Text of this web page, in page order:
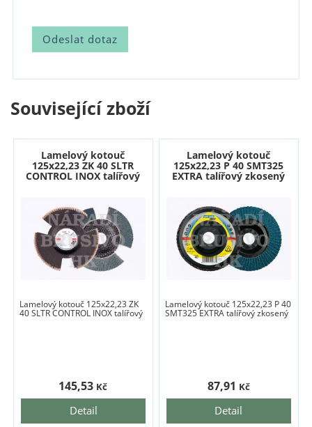
Související zboží
Lamelový kotouč
125x22,23 ZK 40 SLTR
CONTROL INOX talířový
Lamelový kotouč 125x22,23 ZK
40 SLTR CONTROL INOX talířový
Detail
145,53 Kč
Lamelový kotouč
125x22,23 P 40 SMT325
EXTRA talířový zkosený
Lamelový kotouč 125x22,23 P 40
SMT325 EXTRA talířový zkosený
Detail
87,91 Kč